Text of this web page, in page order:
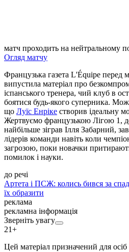
матч проходить на нейтральному
Огляд матчу
Французька газета L'Équipe
випустила матеріал про
іспанського тренера, чий клуб в
боятися будь-якого суперника.
що Луїс Енріке створив ідеальну
Жертвуємо французькою Лігою 1,
найбільше зіграв Ілля Забарний,
лідерів команди навіть коли
загрозою, поки новачки
помилок і науки.
до речі
Артета і ПСЖ: колись бився за
їх образити
реклама
рекламна інформація
Зверніть увагу
21+
Цей матеріал призначений для